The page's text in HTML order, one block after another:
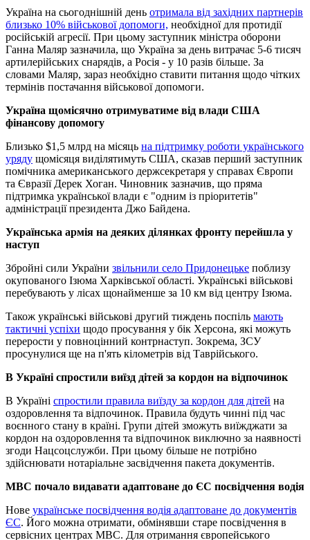
Україна на сьогоднішній день отримала від західних партнерів
близько 10% військової допомоги, необхідної для протидії
російській агресії. При цьому заступник міністра оборони
Ганна Маляр зазначила, що Україна за день витрачає 5-6 тисяч
артилерійських снарядів, а Росія - у 10 разів більше. За
словами Маляр, зараз необхідно ставити питання щодо чітких
термінів постачання військової допомоги.
Україна щомісячно отримуватиме від влади США
фінансову допомогу
Близько $1,5 млрд на місяць на підтримку роботи українського
уряду щомісяця виділятимуть США, сказав перший заступник
помічника американського держсекретаря у справах Європи
та Євразії Дерек Хоган. Чиновник зазначив, що пряма
підтримка української влади є "одним із пріоритетів"
адміністрації президента Джо Байдена.
Українська армія на деяких ділянках фронту перейшла у
наступ
Збройні сили України звільнили село Придонецьке поблизу
окупованого Ізюма Харківської області. Українські військові
перебувають у лісах щонайменше за 10 км від центру Ізюма.
Також українські військові другий тиждень поспіль мають
тактичні успіхи щодо просування у бік Херсона, які можуть
перерости у повноцінний контрнаступ. Зокрема, ЗСУ
просунулися ще на п'ять кілометрів від Таврійського.
В Україні спростили виїзд дітей за кордон на відпочинок
В Україні спростили правила виїзду за кордон для дітей на
оздоровлення та відпочинок. Правила будуть чинні під час
воєнного стану в країні. Групи дітей зможуть виїжджати за
кордон на оздоровлення та відпочинок виключно за наявності
згоди Нацсоцслужби. При цьому більше не потрібно
здійснювати нотаріальне засвідчення пакета документів.
МВС почало видавати адаптоване до ЄС посвідчення водія
Нове українське посвідчення водія адаптоване до документів
ЄС. Його можна отримати, обмінявши старе посвідчення в
сервісних центрах МВС. Для отримання європейського